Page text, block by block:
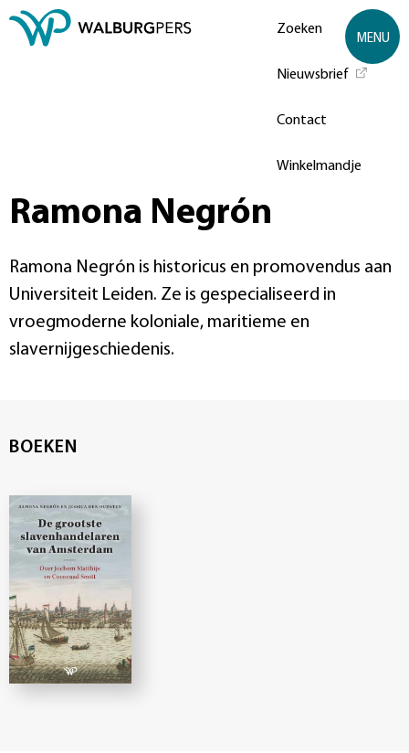
Zoeken
Nieuwsbrief
Contact
Winkelmandje
MENU
Ramona Negrón
Ramona Negrón is historicus en promovendus aan
Universiteit Leiden. Ze is gespecialiseerd in
vroegmoderne koloniale, maritieme en
slavernijgeschiedenis.
BOEKEN